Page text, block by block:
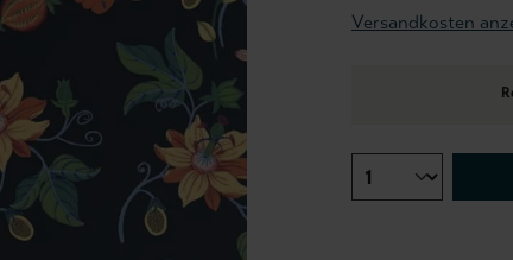
Versandkosten